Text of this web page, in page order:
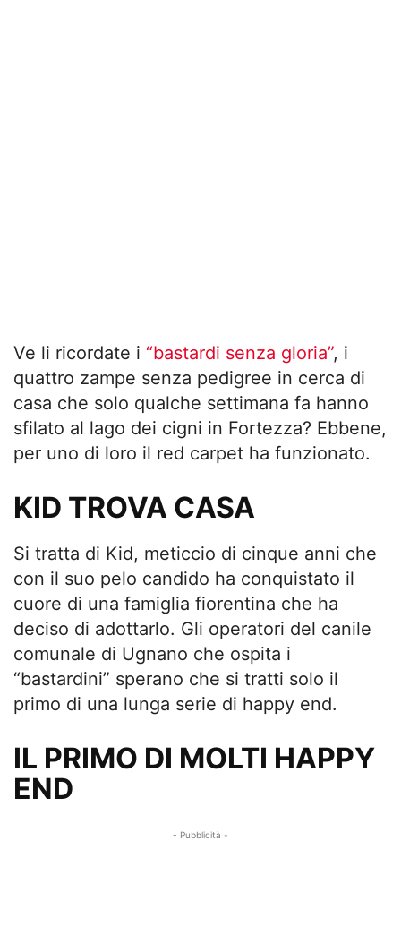
Ve li ricordate i “bastardi senza gloria”, i
quattro zampe senza pedigree in cerca di
casa che solo qualche settimana fa hanno
sfilato al lago dei cigni in Fortezza? Ebbene,
per uno di loro il red carpet ha funzionato.
KID TROVA CASA
Si tratta di Kid, meticcio di cinque anni che
con il suo pelo candido ha conquistato il
cuore di una famiglia fiorentina che ha
deciso di adottarlo. Gli operatori del canile
comunale di Ugnano che ospita i
“bastardini” sperano che si tratti solo il
primo di una lunga serie di happy end.
IL PRIMO DI MOLTI HAPPY
END
- Pubblicità -